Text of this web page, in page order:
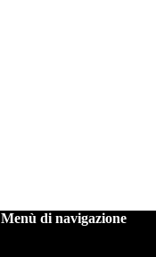
Menù di navigazione